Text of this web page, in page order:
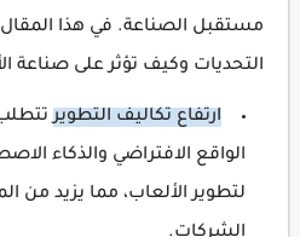
مستقبل الصناعة. في هذا
التحديات وكيف تؤثر على صناعة
ارتفاع تكاليف التطويرتتطلب
الواقع الافتراضي والذكاء
لتطوير الألعاب، مما يزيد من